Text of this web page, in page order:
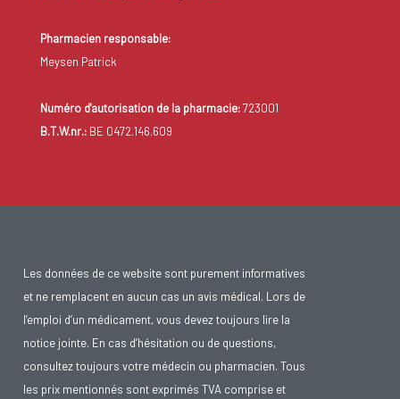
Pharmacien responsable:
Meysen Patrick
Numéro d'autorisation de la pharmacie:723001
B.T.W.nr.:BE 0472.146.609
Les données de ce website sont purement informatives
et ne remplacent en aucun cas un avis médical. Lors de
l’emploi d’un médicament, vous devez toujours lire la
notice jointe. En cas d’hésitation ou de questions,
consultez toujours votre médecin ou pharmacien. Tous
les prix mentionnés sont exprimés TVA comprise et